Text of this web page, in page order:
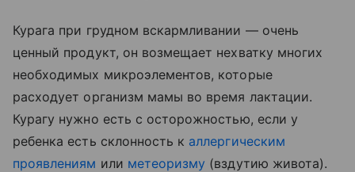
Курага при грудном вскармливании — очень
ценный продукт, он возмещает нехватку многих
необходимых микроэлементов, которые
расходует организм мамы во время лактации.
Курагу нужно есть с осторожностью, если у
ребенка есть склонность к аллергическим
проявлениям или метеоризму (вздутию живота).